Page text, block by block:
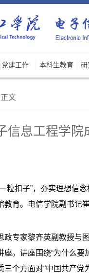
党建工作 本科生教育 研
正文
信息工程学
粒扣子”，夯实理想信
育。电信学院副书记
专家黎齐英副教授与
。讲座围绕“为什么
个方面对“中国共产